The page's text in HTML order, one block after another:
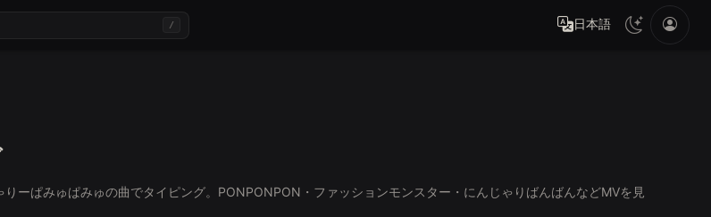
/ 日本語
ーぱみゅぱみゅの曲でタイピング。PONPONPON・ファッションモンスター・にんじゃりばんばんなどMVを見